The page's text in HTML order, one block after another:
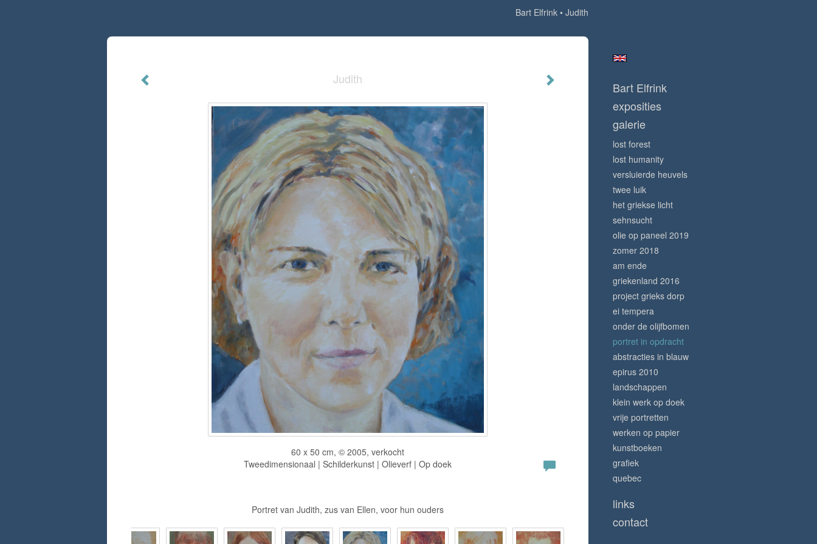
Bart Elfrink Judith
Judith
60 x 50 cm, © 2005, verkocht
Tweedimensionaal | Schilderkunst | Olieverf | Op doek
Portret van Judith, zus van Ellen, voor hun ouders
Bart Elfrink
exposities
galerie
lost forest
lost humanity
versluierde heuvels
twee luik
het griekse licht
sehnsucht
olie op paneel 2019
zomer 2018
am ende
griekenland 2016
project grieks dorp
ei tempera
onder de olijfbomen
portret in opdracht
abstracties in blauw
epirus 2010
landschappen
klein werk op doek
vrije portretten
werken op papier
kunstboeken
grafiek
quebec
links
contact